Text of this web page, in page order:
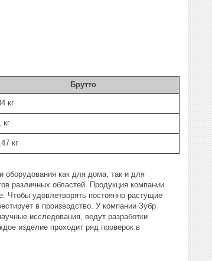
Брутто
кг
кг
кг
оборудования как для дома, так и для
различных областей. Продукция компании
Чтобы удовлетворять постоянно растущие
в производство. У компании Зубр
исследования, ведут разработки
изделие проходит ряд проверок в